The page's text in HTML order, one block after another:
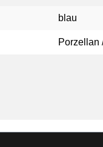
blau
Porzellan